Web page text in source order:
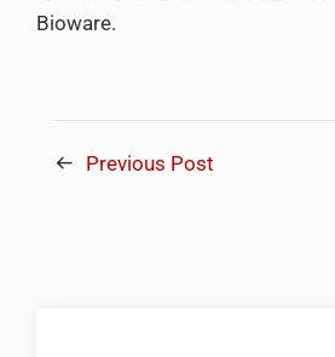
Bioware.
Previous Post